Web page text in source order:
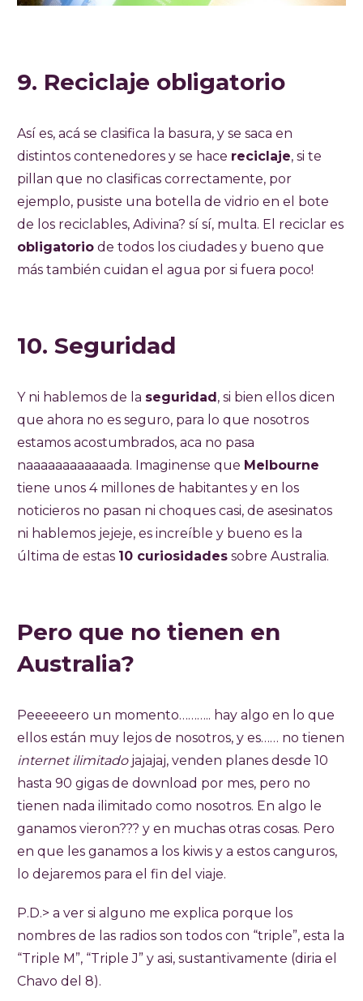
9. Reciclaje obligatorio
Así es, acá se clasifica la basura, y se saca en
distintos contenedores y se hace reciclaje, si te
pillan que no clasificas correctamente, por
ejemplo, pusiste una botella de vidrio en el bote
de los reciclables, Adivina? sí sí, multa. El reciclar es
obligatorio de todos los ciudades y bueno que
más también cuidan el agua por si fuera poco!
10. Seguridad
Y ni hablemos de la seguridad, si bien ellos dicen
que ahora no es seguro, para lo que nosotros
estamos acostumbrados, aca no pasa
naaaaaaaaaaaada. Imaginense que Melbourne
tiene unos 4 millones de habitantes y en los
noticieros no pasan ni choques casi, de asesinatos
ni hablemos jejeje, es increíble y bueno es la
última de estas 10 curiosidades sobre Australia.
Pero que no tienen en
Australia?
Peeeeeero un momento……….. hay algo en lo que
ellos están muy lejos de nosotros, y es…… no tienen
internet ilimitadojajajaj, venden planes desde 10
hasta 90 gigas de download por mes, pero no
tienen nada ilimitado como nosotros. En algo le
ganamos vieron??? y en muchas otras cosas. Pero
en que les ganamos a los kiwis y a estos canguros,
lo dejaremos para el fin del viaje.
P.D.> a ver si alguno me explica porque los
nombres de las radios son todos con “triple”, esta la
“Triple M”, “Triple J” y asi, sustantivamente (diria el
Chavo del 8).